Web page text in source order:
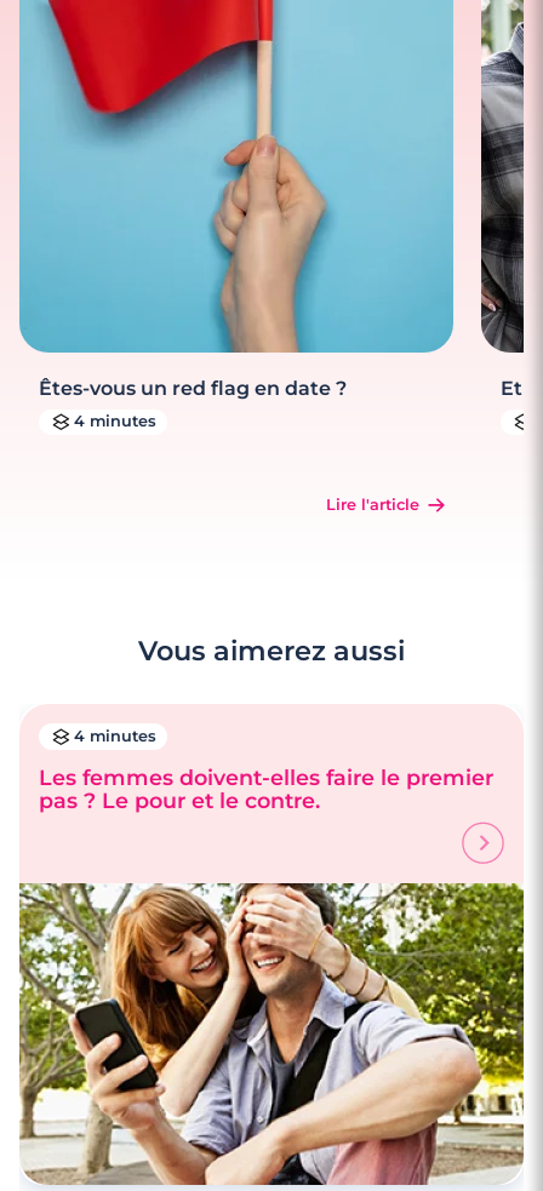
Êtes-vous un red flag en date ?
4 minutes
Lire l'article
Et
Vous aimerez aussi
4 minutes
Les femmes doivent-elles faire le premier
pas ? Le pour et le contre.